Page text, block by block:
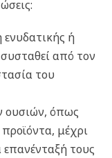
ή
από τον
του
ουσιών, όπως
μέχρι
επανένταξή τους